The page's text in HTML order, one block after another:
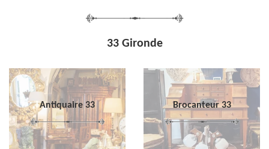
33 Gironde
Antiquaire 33 Brocanteur 33